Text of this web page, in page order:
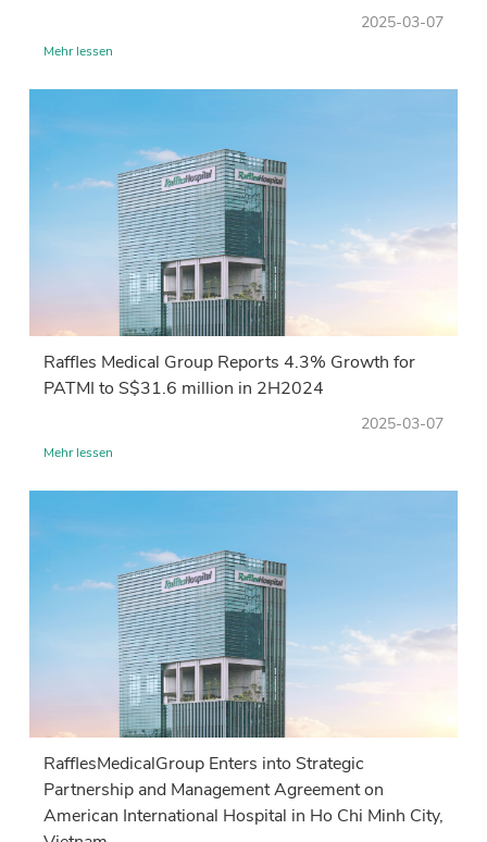
2025-03-07
Mehr lessen
Raffles Medical Group Reports 4.3% Growth for
PATMI to S$31.6 million in 2H2024
2025-03-07
Mehr lessen
RafflesMedicalGroup Enters into Strategic
Partnership and Management Agreement on
American International Hospital in Ho Chi Minh City,